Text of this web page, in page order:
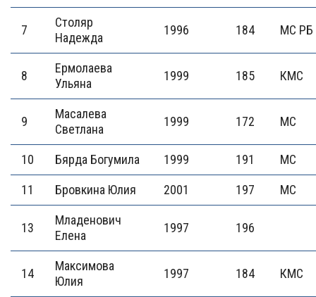
7
Столяр
Надежда
1996 184 МС РБ
8
Ермолаева
Ульяна
1999 185 КМС
9
Масалева
Светлана
1999 172 МС
10 Бярда Богумила 1999 191 МС
11 Бровкина Юлия 2001 197 МС
13
Младенович
Елена
1997 196
14
Максимова
Юлия
1997 184 КМС